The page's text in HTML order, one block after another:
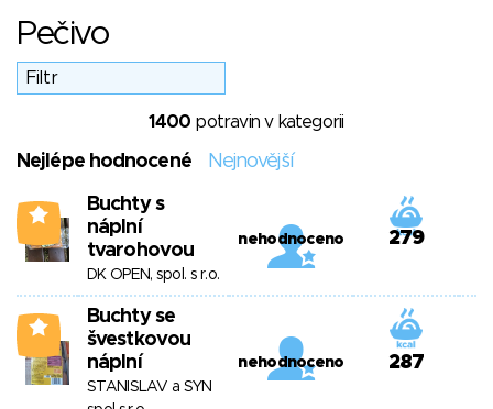
Pečivo
1400 potravin v kategorii
Nejlépe hodnocené Nejnovější
0
Buchty s
náplní
tvarohovou
DK OPEN, spol. s r.o.
nehodnoceno 279
0
Buchty se
švestkovou
náplní
STANISLAV a SYN
nehodnoceno 287